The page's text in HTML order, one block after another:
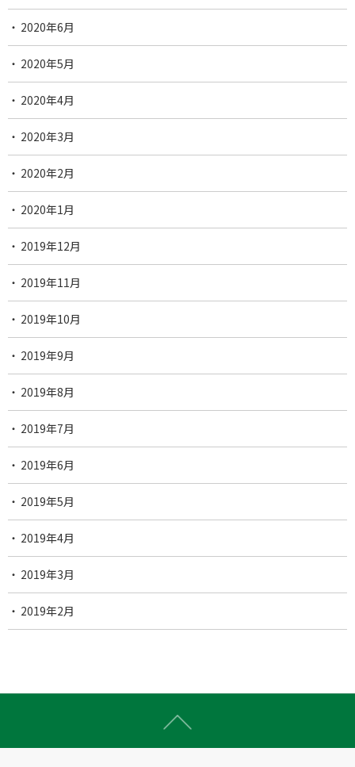
2020年6月
2020年5月
2020年4月
2020年3月
2020年2月
2020年1月
2019年12月
2019年11月
2019年10月
2019年9月
2019年8月
2019年7月
2019年6月
2019年5月
2019年4月
2019年3月
2019年2月